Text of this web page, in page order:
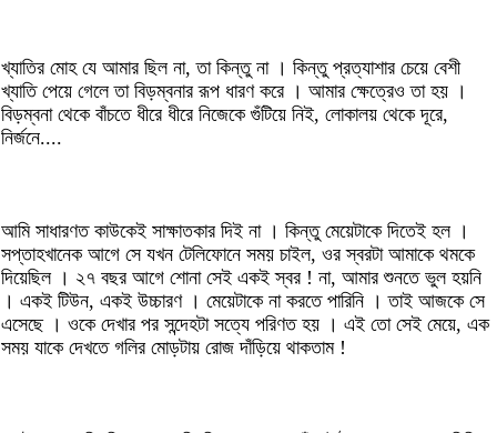
খ্যাতির মোহ যে আমার ছিল না, তা কিন্তু না । কিন্তু প্রত্যাশার চেয়ে বেশী
খ্যাতি পেয়ে গেলে তা বিড়ম্বনার রূপ ধারণ করে । আমার ক্ষেত্রেও তা হয় ।
বিড়ম্বনা থেকে বাঁচতে ধীরে ধীরে নিজেকে গুঁটিয়ে নিই, লোকালয় থেকে দূরে,
নির্জনে....
আমি সাধারণত কাউকেই সাক্ষাতকার দিই না । কিন্তু মেয়েটাকে দিতেই হল ।
সপ্তাহখানেক আগে সে যখন টেলিফোনে সময় চাইল, ওর স্বরটা আমাকে থমকে
দিয়েছিল । ২৭ বছর আগে শোনা সেই একই স্বর ! না, আমার শুনতে ভুল হয়নি
। একই টিউন, একই উচ্চারণ । মেয়েটাকে না করতে পারিনি । তাই আজকে সে
এসেছে । ওকে দেখার পর সন্দেহটা সত্যে পরিণত হয় । এই তো সেই মেয়ে, এক
সময় যাকে দেখতে গলির মোড়টায় রোজ দাঁড়িয়ে থাকতাম !